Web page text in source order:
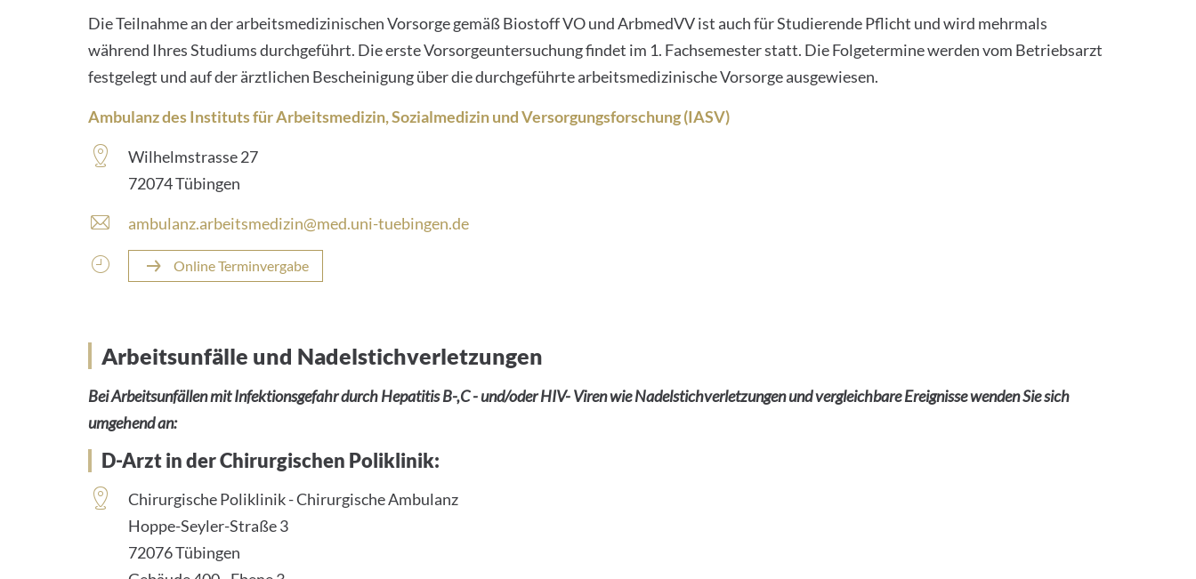
Die Teilnahme an der arbeitsmedizinischen Vorsorge gemäß Biostoff VO und ArbmedVV ist auch für Studierende Pflicht und wird mehrmals
während Ihres Studiums durchgeführt. Die erste Vorsorgeuntersuchung findet im 1. Fachsemester statt. Die Folgetermine werden vom Betriebsarzt
festgelegt und auf der ärztlichen Bescheinigung über die durchgeführte arbeitsmedizinische Vorsorge ausgewiesen.
Ambulanz des Instituts für Arbeitsmedizin, Sozialmedizin und Versorgungsforschung (IASV)
Wilhelmstrasse 27
72074 Tübingen
ambulanz.arbeitsmedizin@med.uni-tuebingen.de
Online Terminvergabe
Arbeitsunfälle und Nadelstichverletzungen
Bei Arbeitsunfällen mit Infektionsgefahr durch Hepatitis B-,C - und/oder HIV- Viren wie Nadelstichverletzungen und vergleichbare Ereignisse wenden Sie sich
umgehend an:
D-Arzt in der Chirurgischen Poliklinik:
Chirurgische Poliklinik - Chirurgische Ambulanz
Hoppe-Seyler-Straße 3
72076 Tübingen